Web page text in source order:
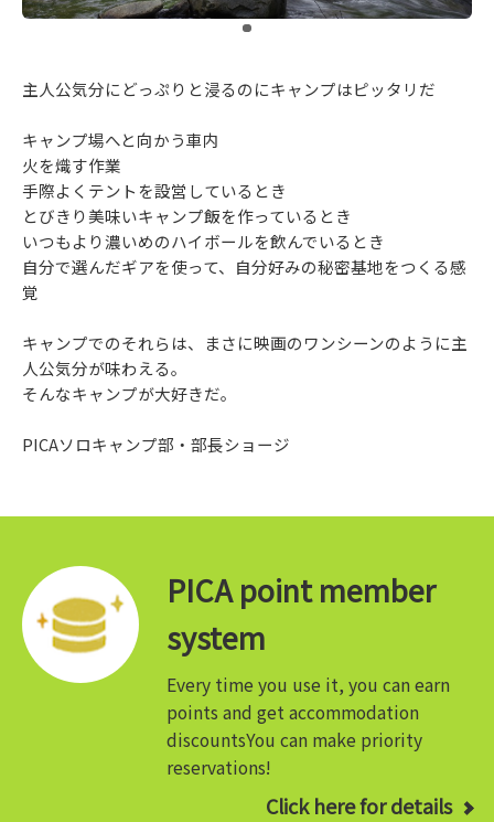
主人公気分にどっぷりと浸るのにキャンプはピッタリだ
キャンプ場へと向かう車内
火を熾す作業
手際よくテントを設営しているとき
とびきり美味いキャンプ飯を作っているとき
いつもより濃いめのハイボールを飲んでいるとき
自分で選んだギアを使って、自分好みの秘密基地をつくる感
覚
キャンプでのそれらは、まさに映画のワンシーンのように主
人公気分が味わえる。
そんなキャンプが大好きだ。
PICAソロキャンプ部・部長ショージ
PICA point member
system
Every time you use it, you can earn
points and get accommodation
discountsYou can make priority
reservations!
Click here for details